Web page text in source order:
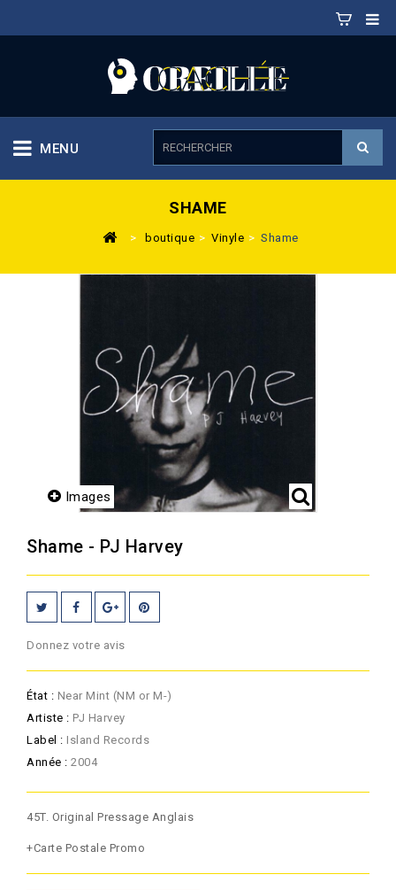
MENU
SHAME
> boutique > Vinyle > Shame
Images
Shame - PJ Harvey
Donnez votre avis
État : Near Mint (NM or M-)
Artiste : PJ Harvey
Label : Island Records
Année : 2004
45T. Original Pressage Anglais
+Carte Postale Promo